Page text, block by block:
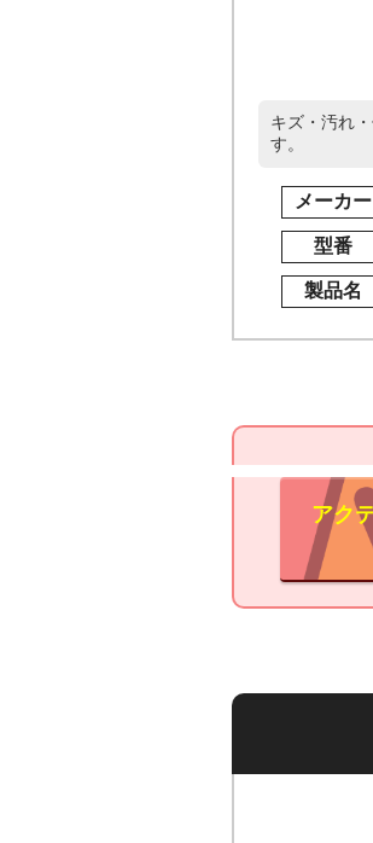
キズ・汚れ
す。
メーカー
型番
製品名
アク